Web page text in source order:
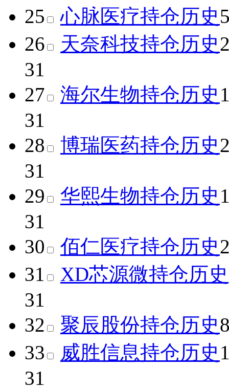
25
心脉医疗持仓历史
26
天奈科技持仓历史
31
27
海尔生物持仓历史
31
28
博瑞医药持仓历史
31
29
华熙生物持仓历史
31
30
佰仁医疗持仓历史
31
XD芯源微持仓历史
31
32
聚辰股份持仓历史
33
威胜信息持仓历史
31